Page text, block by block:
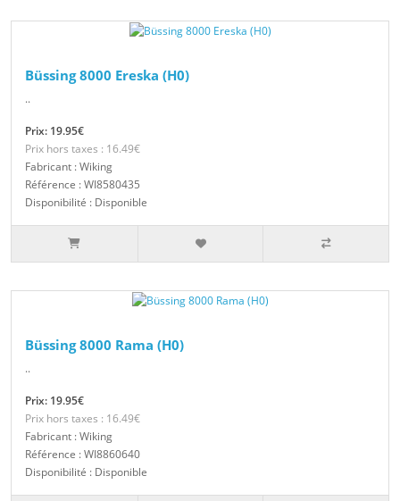
Büssing 8000 Ereska (H0)
..
Prix: 19.95€
Prix hors taxes : 16.49€
Fabricant : Wiking
Référence : WI8580435
Disponibilité : Disponible
Büssing 8000 Rama (H0)
..
Prix: 19.95€
Prix hors taxes : 16.49€
Fabricant : Wiking
Référence : WI8860640
Disponibilité : Disponible